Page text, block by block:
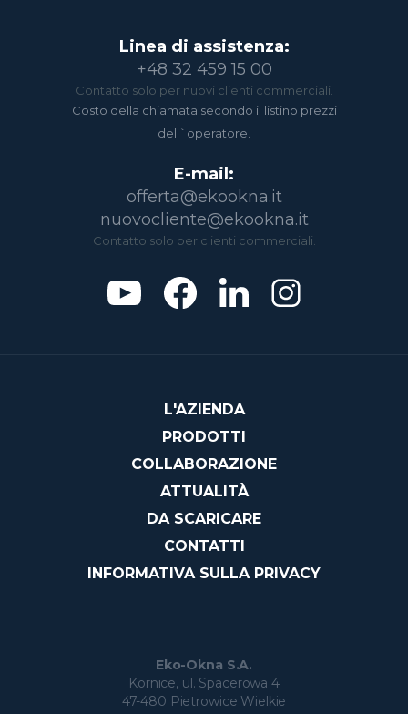
Linea di assistenza:
+48 32 459 15 00
Contatto solo per nuovi clienti commerciali.
Costo della chiamata secondo il listino prezzi
dell`operatore.
E-mail:
offerta@ekookna.it
nuovocliente@ekookna.it
Contatto solo per clienti commerciali.
L'AZIENDA
PRODOTTI
COLLABORAZIONE
ATTUALITÀ
DA SCARICARE
CONTATTI
INFORMATIVA SULLA PRIVACY
Eko-Okna S.A.
Kornice, ul. Spacerowa 4
47-480 Pietrowice Wielkie